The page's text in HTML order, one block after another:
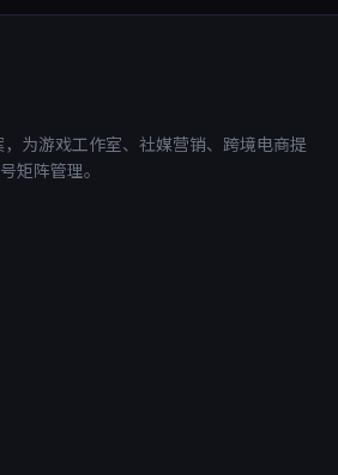
为游戏工作室、社媒营销、跨境电商提
矩阵管理。